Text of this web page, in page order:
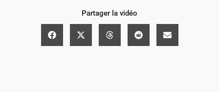
Partager la vidéo